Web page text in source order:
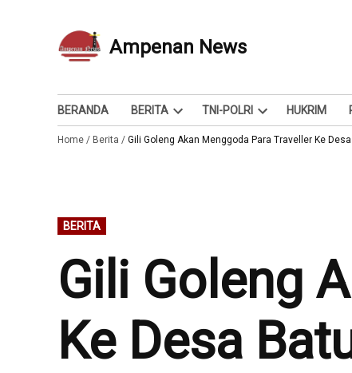
Ampenan News
Berita dan Info
BERANDA BERITA
Open
dropdown
TNI-POLRI
Open
dropdown
HUKRIM
Home / Berita / Gili Goleng Akan Menggoda Para Traveller Ke
POSTED
IN
BERITA
Gili Goleng
Ke Desa